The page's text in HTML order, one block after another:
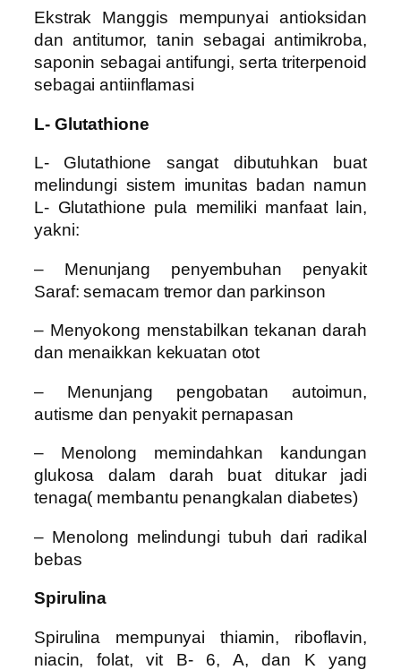
Ekstrak Manggis mempunyai antioksidan
dan antitumor, tanin sebagai antimikroba,
saponin sebagai antifungi, serta triterpenoid
sebagai antiinflamasi
L- Glutathione
L- Glutathione sangat dibutuhkan buat
melindungi sistem imunitas badan namun
L- Glutathione pula memiliki manfaat lain,
yakni:
– Menunjang penyembuhan penyakit
Saraf: semacam tremor dan parkinson
– Menyokong menstabilkan tekanan darah
dan menaikkan kekuatan otot
– Menunjang pengobatan autoimun,
autisme dan penyakit pernapasan
– Menolong memindahkan kandungan
glukosa dalam darah buat ditukar jadi
tenaga( membantu penangkalan diabetes)
– Menolong melindungi tubuh dari radikal
bebas
Spirulina
Spirulina mempunyai thiamin, riboflavin,
niacin, folat, vit B- 6, A, dan K yang